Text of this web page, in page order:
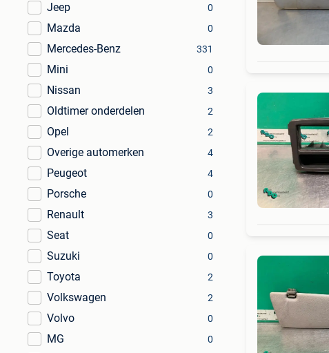
Jeep 0
Mazda 0
Mercedes-Benz 331
Mini 0
Nissan 3
Oldtimer onderdelen 2
Opel 2
Overige automerken 4
Peugeot 4
Porsche 0
Renault 3
Seat 0
Suzuki 0
Toyota 2
Volkswagen 2
Volvo 0
MG 0